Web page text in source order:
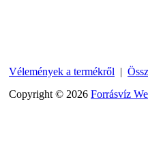
Vélemények a termékről |
Copyright © 2026 Forrásvíz